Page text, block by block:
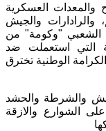
السلاح والمعدات العسكرية
والرادارات والجيش
الشعبي "وكومة" من
التي استعملت ضد
الوطنية تخترق
والشرطة والحشد
الشوارع والازقة